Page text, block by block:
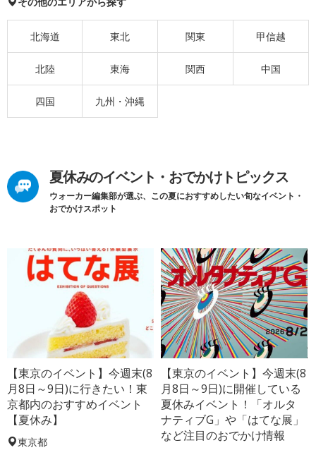
北海道 東北 関東 甲信越
北陸 東海 関西 中国
四国 九州・沖縄
夏休みのイベント・おでかけトピックス
ウォーカー編集部が選ぶ、この夏におすすめしたい旬なイベント・
おでかけスポット
【東京のイベント】今週末(8
月8日～9日)に行きたい！東
京都内のおすすめイベント
【夏休み】
東京都
【東京のイベント】今週末(8
月8日～9日)に開催している
夏休みイベント！「オルタ
ナティブG」や「はてな展」
など注目のおでかけ情報